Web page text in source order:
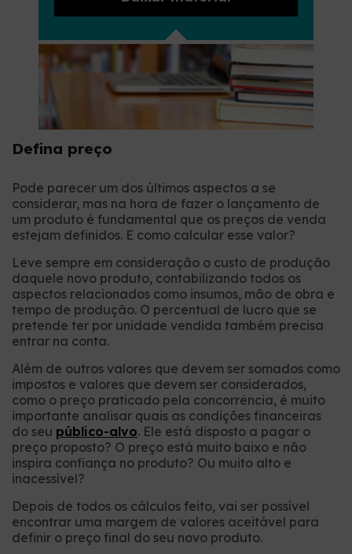
Defina preço
Pode parecer um dos últimos aspectos a se
considerar, mas na hora de fazer o lançamento de
um produto é fundamental que os preços de venda
estejam definidos. E como calcular esse valor?
Leve sempre em consideração o custo de produção
daquele novo produto, contabilizando todos os
aspectos relacionados como insumos, mão de obra e
tempo de produção. O percentual de lucro que se
pretende ter por unidade vendida também precisa
entrar na conta.
Além de outros valores que devem ser somados como
impostos e valores que devem ser considerados,
como o preço praticado pela concorrência, é muito
importante analisar quais as condições financeiras
do seu público-alvo. Ele está disposto a pagar o
preço proposto? O preço está muito baixo e não
inspira confiança no produto? Ou muito alto e
inacessível?
Depois de todos os cálculos feito, vai ser possível
encontrar uma margem de valores aceitável para
definir o preço final do seu novo produto.